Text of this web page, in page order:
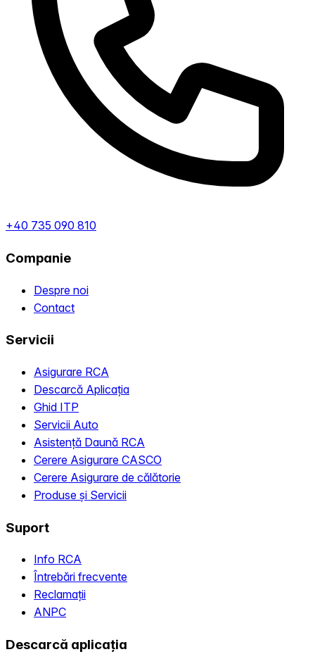
+40 735 090 810
Companie
Despre noi
Contact
Servicii
Asigurare RCA
Descarcă Aplicația
Ghid ITP
Servicii Auto
Asistență Daună RCA
Cerere Asigurare CASCO
Cerere Asigurare de călătorie
Produse și Servicii
Suport
Info RCA
Întrebări frecvente
Reclamații
ANPC
Descarcă aplicația